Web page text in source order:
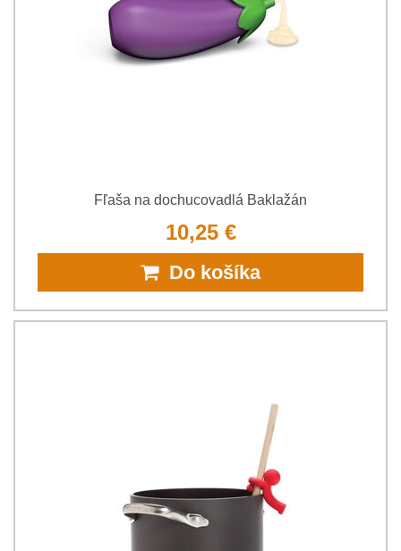
Fľaša na dochucovadlá Baklažán
10,25 €
Do košíka